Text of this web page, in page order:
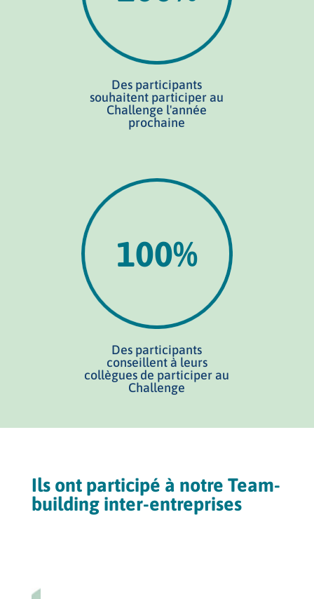
Des participants
souhaitent participer au
Challenge l'année
prochaine
100%
Des participants
conseillent à leurs
collègues de participer au
Challenge
Ils ont participé à notre Team-
building inter-entreprises